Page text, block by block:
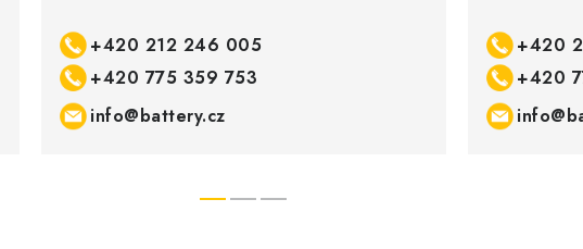
+420 212 246 005
+420 775 359 753
info@battery.cz
+420
+420